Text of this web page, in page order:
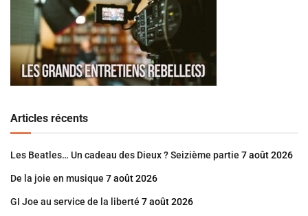
Articles récents
Les Beatles… Un cadeau des Dieux ? Seizième partie 7 août 2026
De la joie en musique 7 août 2026
GI Joe au service de la liberté 7 août 2026